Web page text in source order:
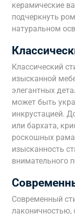
керамические
подчеркнуть
натуральном
Классический
изысканной
элегантных
может быть
инкрустацией.
или бархата,
роскошных
изысканность
внимательного
Современный
лаконичностью,